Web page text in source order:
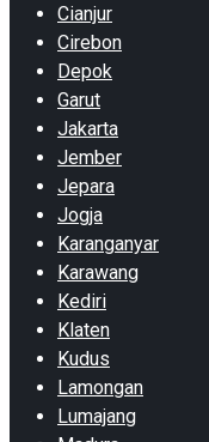
Cianjur
Cirebon
Depok
Garut
Jakarta
Jember
Jepara
Jogja
Karanganyar
Karawang
Kediri
Klaten
Kudus
Lamongan
Lumajang